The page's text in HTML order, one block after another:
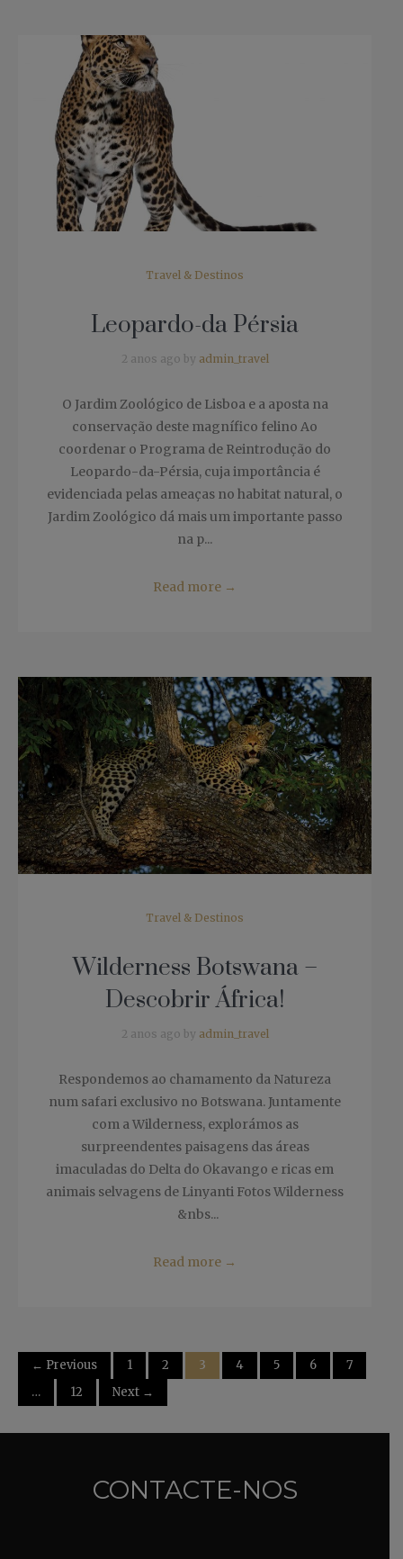
Travel & Destinos
Leopardo-da Pérsia
2 anos ago by admin_travel
O Jardim Zoológico de Lisboa e a aposta na
conservação deste magnífico felino Ao
coordenar o Programa de Reintrodução do
Leopardo-da-Pérsia, cuja importância é
evidenciada pelas ameaças no habitat natural, o
Jardim Zoológico dá mais um importante passo
na p...
Read more →
Travel & Destinos
Wilderness Botswana –
Descobrir África!
2 anos ago by admin_travel
Respondemos ao chamamento da Natureza
num safari exclusivo no Botswana. Juntamente
com a Wilderness, explorámos as
surpreendentes paisagens das áreas
imaculadas do Delta do Okavango e ricas em
animais selvagens de Linyanti Fotos Wilderness
&nbs...
Read more →
← Previous 1 2 3 4 5 6
7
…
12 Next →
CONTACTE-NOS